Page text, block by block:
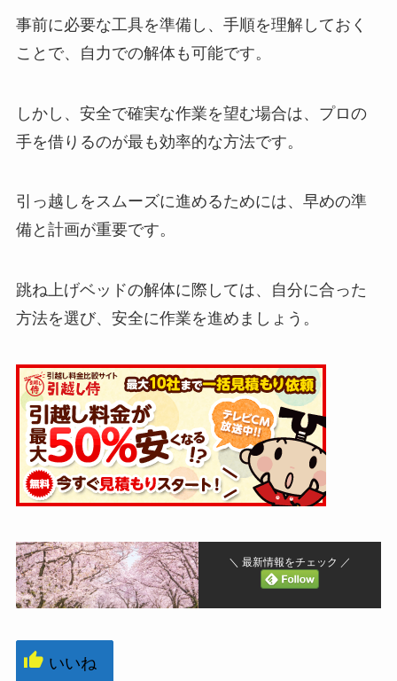
事前に必要な工具を準備し、手順を理解しておく
ことで、自力での解体も可能です。
しかし、安全で確実な作業を望む場合は、プロの
手を借りるのが最も効率的な方法です。
引っ越しをスムーズに進めるためには、早めの準
備と計画が重要です。
跳ね上げベッドの解体に際しては、自分に合った
方法を選び、安全に作業を進めましょう。
＼ 最新情報をチェック ／
いいね